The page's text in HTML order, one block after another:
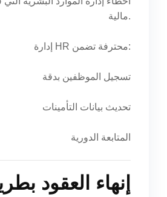
مالية.
إدارة HR محترفة تضمن:
تسجيل الموظفين بدقة
تحديث بيانات التأمينات
المتابعة الدورية